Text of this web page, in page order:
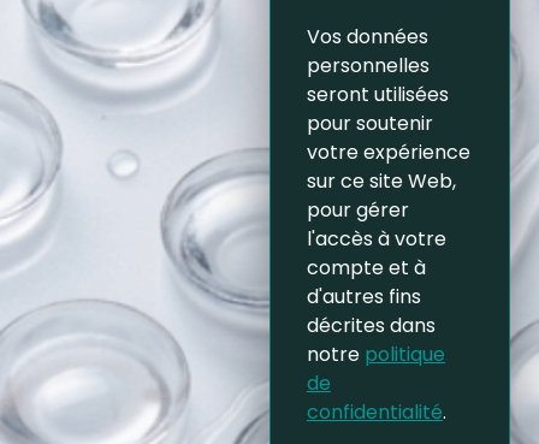
Vos données
personnelles
seront utilisées
pour soutenir
votre expérience
sur ce site Web,
pour gérer
l'accès à votre
compte et à
d'autres fins
décrites dans
notre politique
de
confidentialité.